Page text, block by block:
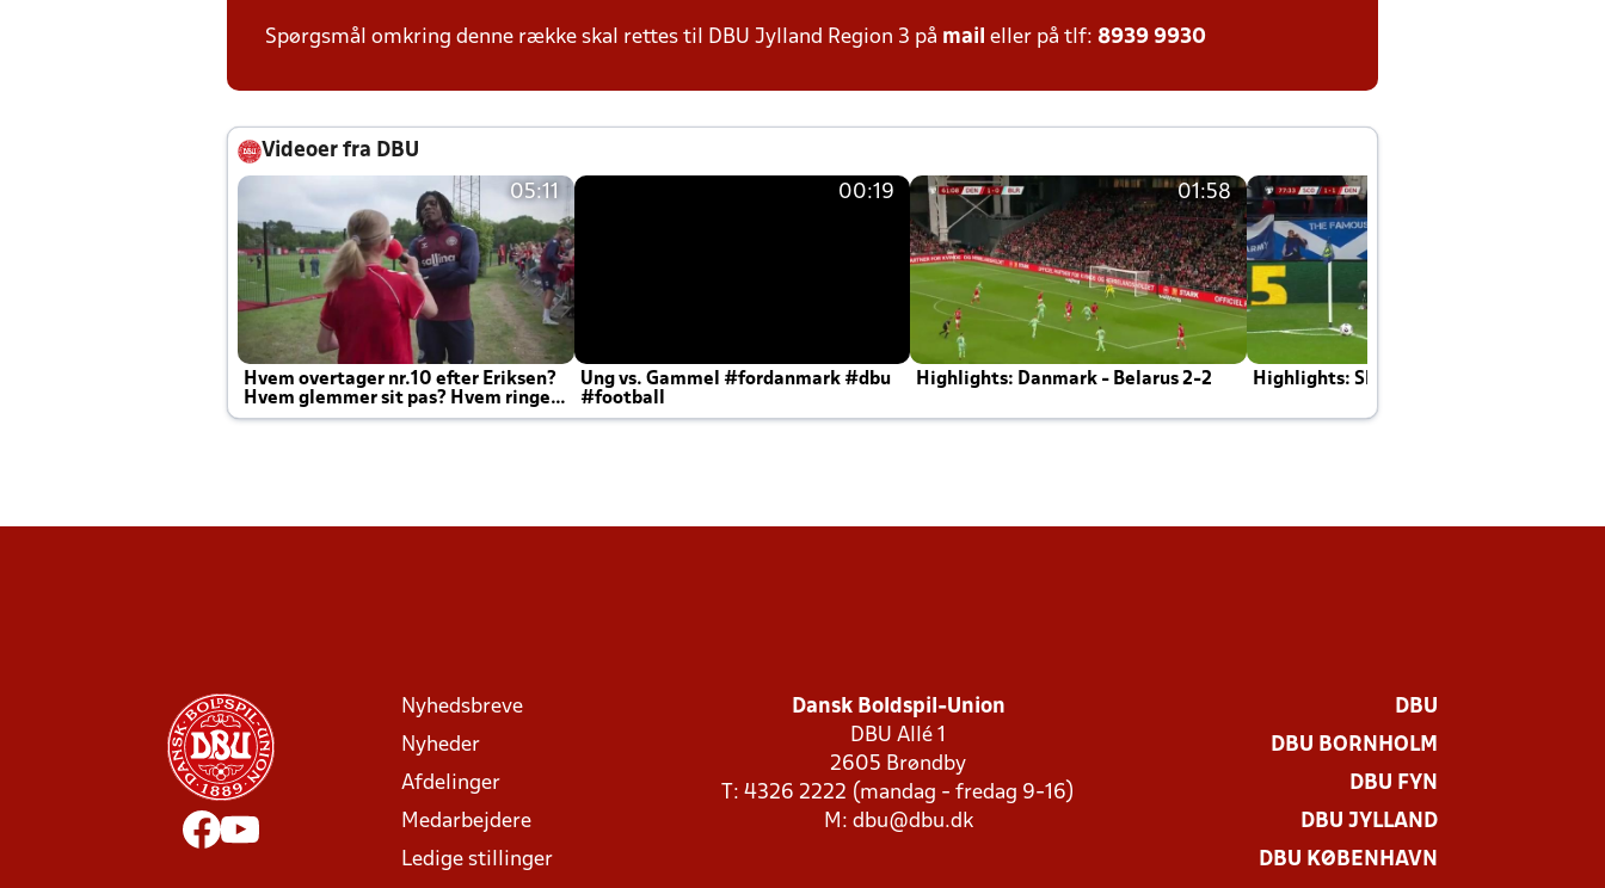
Spørgsmål omkring denne række skal rettes til DBU Jylland Region 3 på mail eller på tlf: 8939 9930
Videoer fra DBU
05:11
Hvem overtager nr.10 efter Eriksen?
Hvem glemmer sit pas? Hvem ringer
Joachim altid til efter kampe?
00:19
Ung vs. Gammel #fordanmark #dbu
#football
01:58
Highlights: Danmark - Belarus 2-2 Highlights: Skotland - Danmark 4-2
Nyhedsbreve
Nyheder
Afdelinger
Medarbejdere
Ledige stillinger
Dansk Boldspil-Union
DBU Allé 1
2605 Brøndby
T: 4326 2222 (mandag - fredag 9-16)
M: dbu@dbu.dk
DBU
DBU BORNHOLM
DBU FYN
DBU JYLLAND
DBU KØBENHAVN